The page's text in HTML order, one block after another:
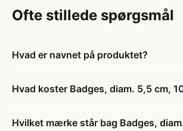
Ofte stillede spørgsmål
Hvad er navnet på produktet?
Hvad koster Badges, diam. 5,5 cm,
Hvilket mærke står bag Badges,